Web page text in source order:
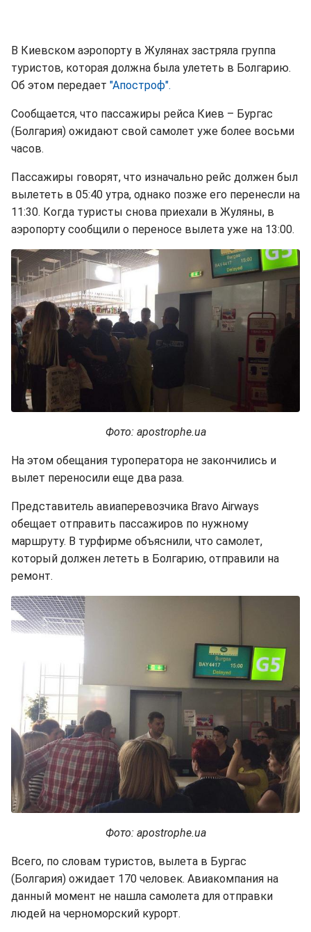
В Киевском аэропорту в Жулянах застряла группа
туристов, которая должна была улететь в Болгарию.
Об этом передает "Апостроф".
Сообщается, что пассажиры рейса Киев – Бургас
(Болгария) ожидают свой самолет уже более восьми
часов.
Пассажиры говорят, что изначально рейс должен был
вылететь в 05:40 утра, однако позже его перенесли на
11:30. Когда туристы снова приехали в Жуляны, в
аэропорту сообщили о переносе вылета уже на 13:00.
Фото: apostrophe.ua
На этом обещания туроператора не закончились и
вылет переносили еще два раза.
Представитель авиаперевозчика Bravo Airways
обещает отправить пассажиров по нужному
маршруту. В турфирме объяснили, что самолет,
который должен лететь в Болгарию, отправили на
ремонт.
Фото: apostrophe.ua
Всего, по словам туристов, вылета в Бургас
(Болгария) ожидает 170 человек. Авиакомпания на
данный момент не нашла самолета для отправки
людей на черноморский курорт.